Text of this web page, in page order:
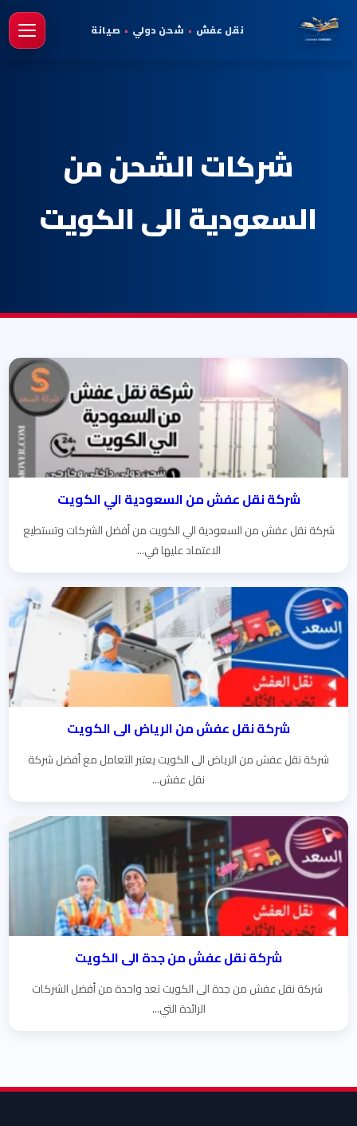
نقل عفش • شحن دولي • صيانة
شركات الشحن من
السعودية الى الكويت
شركة نقل عفش من السعودية الي الكويت
شركة نقل عفش من السعودية الي الكويت من أفضل الشركات وتستطيع
الاعتماد عليها في...
شركة نقل عفش من الرياض الى الكويت
شركة نقل عفش من الرياض الى الكويت يعتبر التعامل مع أفضل شركة
نقل عفش...
شركة نقل عفش من جدة الى الكويت
شركة نقل عفش من جدة الى الكويت تعد واحدة من أفضل الشركات
الرائدة التي...